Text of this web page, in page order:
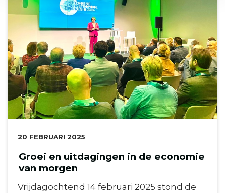
DATUM:
20 FEBRUARI 2025
Groei en uitdagingen in de economie
van morgen
Vrijdagochtend 14 februari 2025 stond de